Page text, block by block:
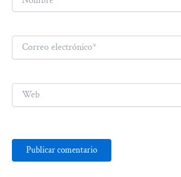
Correo
electrónico*
Web